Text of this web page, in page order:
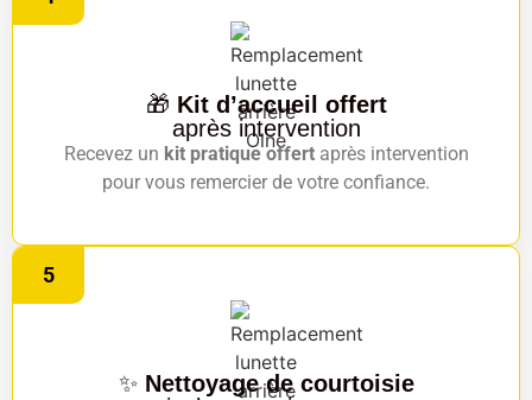
🎁 Kit d’accueil offert
après intervention
Recevez un kit pratique offertaprès intervention
pour vous remercier de votre confiance.
5
✨ Nettoyage de courtoisie